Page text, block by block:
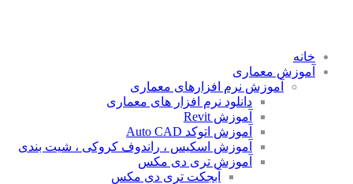
خانه
آموزش معماری
آموزش نرم افزارهای معماری
دانلود نرم افزار های معماری
آموزش Revit
آموزش اتوکد Auto CAD
آموزش اسکیس ، راندوف کروکی ، شیت بندی
آموزش تری دی مکس
آبجکت تری دی مکس